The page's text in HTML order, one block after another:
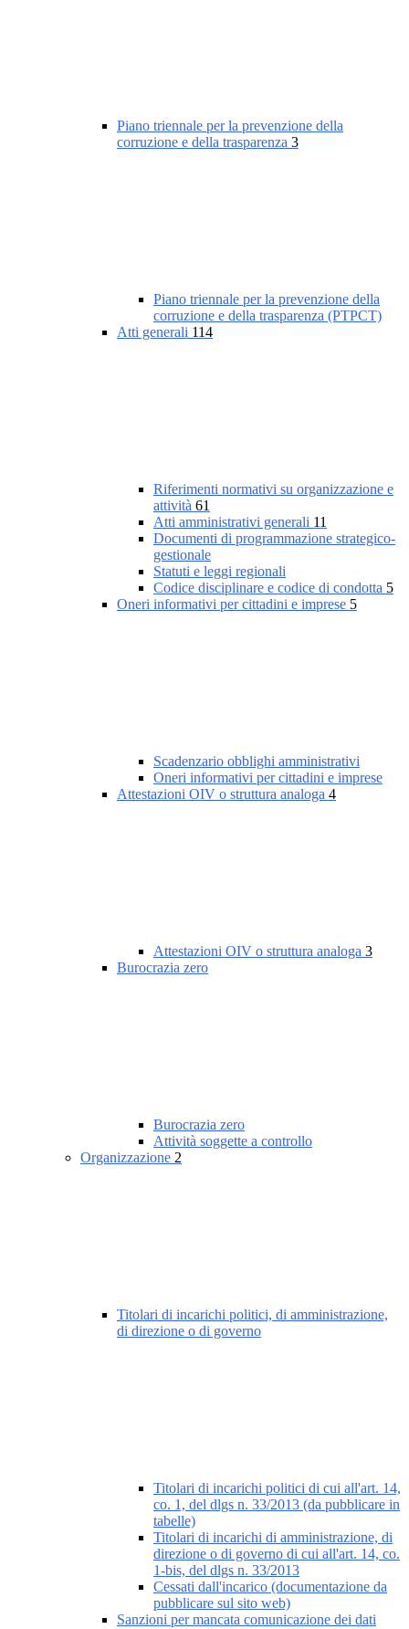
Piano triennale per la prevenzione della
corruzione e della trasparenza 3
Piano triennale per la prevenzione della
corruzione e della trasparenza (PTPCT)
Atti generali 114
Riferimenti normativi su organizzazione e
attività 61
Atti amministrativi generali 11
Documenti di programmazione strategico-
gestionale
Statuti e leggi regionali
Codice disciplinare e codice di condotta 5
Oneri informativi per cittadini e imprese 5
Scadenzario obblighi amministrativi
Oneri informativi per cittadini e imprese
Attestazioni OIV o struttura analoga 4
Attestazioni OIV o struttura analoga 3
Burocrazia zero
Burocrazia zero
Attività soggette a controllo
Organizzazione 2
Titolari di incarichi politici, di amministrazione,
di direzione o di governo
Titolari di incarichi politici di cui all'art. 14,
co. 1, del dlgs n. 33/2013 (da pubblicare in
tabelle)
Titolari di incarichi di amministrazione, di
direzione o di governo di cui all'art. 14, co.
1-bis, del dlgs n. 33/2013
Cessati dall'incarico (documentazione da
pubblicare sul sito web)
Sanzioni per mancata comunicazione dei dati